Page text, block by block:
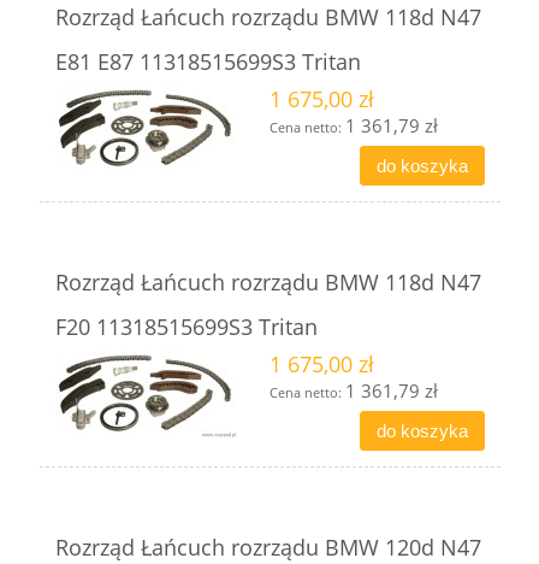
Rozrząd Łańcuch rozrządu BMW 118d N47
E81 E87 11318515699S3 Tritan
1 675,00 zł
Cena netto: 1 361,79 zł
do koszyka
Rozrząd Łańcuch rozrządu BMW 118d N47
F20 11318515699S3 Tritan
1 675,00 zł
Cena netto: 1 361,79 zł
do koszyka
Rozrząd Łańcuch rozrządu BMW 120d N47